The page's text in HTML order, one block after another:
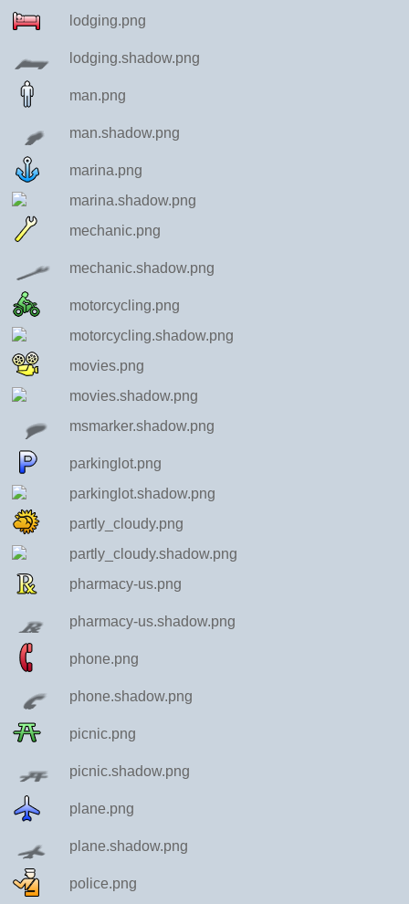
lodging.png
lodging.shadow.png
man.png
man.shadow.png
marina.png
marina.shadow.png
mechanic.png
mechanic.shadow.png
motorcycling.png
motorcycling.shadow.png
movies.png
movies.shadow.png
msmarker.shadow.png
parkinglot.png
parkinglot.shadow.png
partly_cloudy.png
partly_cloudy.shadow.png
pharmacy-us.png
pharmacy-us.shadow.png
phone.png
phone.shadow.png
picnic.png
picnic.shadow.png
plane.png
plane.shadow.png
police.png